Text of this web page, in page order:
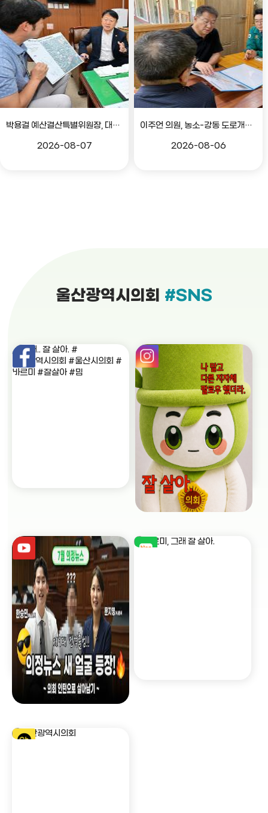
박용걸 예산결산특별위원장, 대공원로 확장공사 현안점검 간담회
2026-08-07
이주언 의원, 농소-강동 도로개설 민원 현장 점검
2026-08-06
울산광역시의회 #SNS